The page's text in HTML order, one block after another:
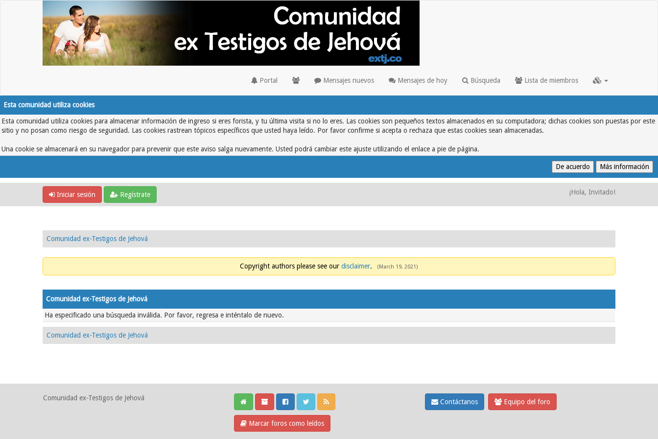
Portal Mensajes nuevos Mensajes de hoy Búsqueda Lista de miembros
Esta comunidad utiliza cookies
Esta comunidad utiliza cookies para almacenar información de ingreso si eres forista, y tu última visita si no lo eres. Las cookies son pequeños textos almacenados en su computadora; dichas cookies son puestas por este
sitio y no posan como riesgo de seguridad. Las cookies rastrean tópicos específicos que usted haya leído. Por favor confirme si acepta o rechaza que estas cookies sean almacenadas.
Una cookie se almacenará en su navegador para prevenir que este aviso salga nuevamente. Usted podrá cambiar este ajuste utilizando el enlace a pie de página.
Iniciar sesión Regístrate ¡Hola, Invitado!
Comunidad ex-Testigos de Jehová
Copyright authors please see our disclaimer. (March 19, 2021)
Comunidad ex-Testigos de Jehová
Ha especificado una búsqueda inválida. Por favor, regresa e inténtalo de nuevo.
Comunidad ex-Testigos de Jehová
Comunidad ex-Testigos de Jehová
Marcar foros como leídos
Contáctanos Equipo del foro